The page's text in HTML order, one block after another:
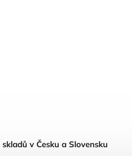
skladů v Česku a Slovensku